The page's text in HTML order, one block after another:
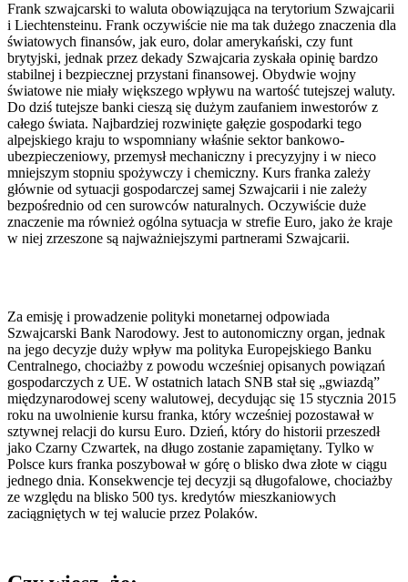
Frank szwajcarski to waluta obowiązująca na terytorium Szwajcarii
i Liechtensteinu. Frank oczywiście nie ma tak dużego znaczenia dla
światowych finansów, jak euro, dolar amerykański, czy funt
brytyjski, jednak przez dekady Szwajcaria zyskała opinię bardzo
stabilnej i bezpiecznej przystani finansowej. Obydwie wojny
światowe nie miały większego wpływu na wartość tutejszej waluty.
Do dziś tutejsze banki cieszą się dużym zaufaniem inwestorów z
całego świata. Najbardziej rozwinięte gałęzie gospodarki tego
alpejskiego kraju to wspomniany właśnie sektor bankowo-
ubezpieczeniowy, przemysł mechaniczny i precyzyjny i w nieco
mniejszym stopniu spożywczy i chemiczny. Kurs franka zależy
głównie od sytuacji gospodarczej samej Szwajcarii i nie zależy
bezpośrednio od cen surowców naturalnych. Oczywiście duże
znaczenie ma również ogólna sytuacja w strefie Euro, jako że kraje
w niej zrzeszone są najważniejszymi partnerami Szwajcarii.
Za emisję i prowadzenie polityki monetarnej odpowiada
Szwajcarski Bank Narodowy. Jest to autonomiczny organ, jednak
na jego decyzje duży wpływ ma polityka Europejskiego Banku
Centralnego, chociażby z powodu wcześniej opisanych powiązań
gospodarczych z UE. W ostatnich latach SNB stał się „gwiazdą”
międzynarodowej sceny walutowej, decydując się 15 stycznia 2015
roku na uwolnienie kursu franka, który wcześniej pozostawał w
sztywnej relacji do kursu Euro. Dzień, który do historii przeszedł
jako Czarny Czwartek, na długo zostanie zapamiętany. Tylko w
Polsce kurs franka poszybował w górę o blisko dwa złote w ciągu
jednego dnia. Konsekwencje tej decyzji są długofalowe, chociażby
ze względu na blisko 500 tys. kredytów mieszkaniowych
zaciągniętych w tej walucie przez Polaków.